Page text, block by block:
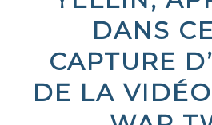
DANS
CAPTURE
DE LA